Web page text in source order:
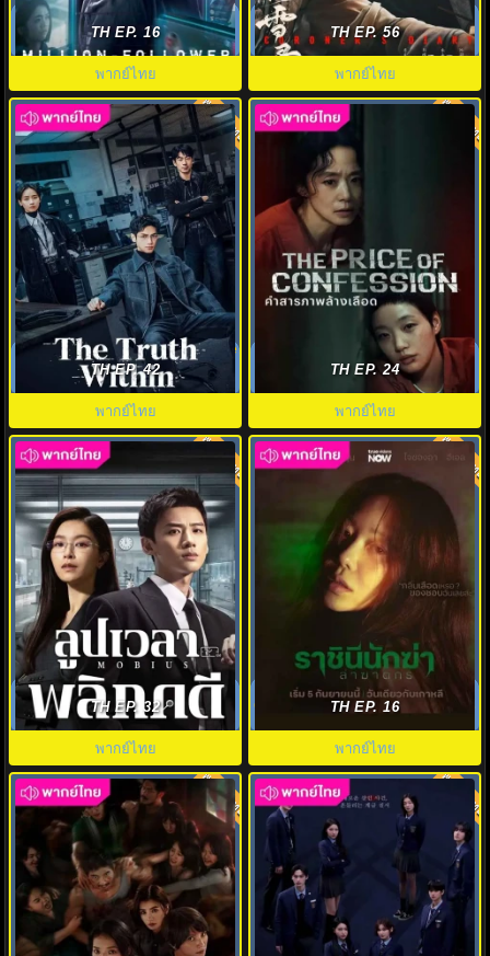
นักสืบขวัญใจมหาชน (2026)
Million-Follower Detective พากย์
ไทย
TH EP. 16
พากย์ไทย
The Imperial Coroner ฉู่ฉู่ มือ
ชันสูตรฟ้าประทาน ภาค2 พากย์
ไทย
TH EP. 56
พากย์ไทย
คลายปริศนาคดีพิศวง (2025) The
Truth Within พากย์ไทย EP.1-21
8.0 พากย์ไทย
TH EP. 42
พากย์ไทย
คำสารภาพล้างเลือด (2025) The
Price of Confession พากย์ไทย
8.0 พากย์ไทย
TH EP. 24
พากย์ไทย
ลูปเวลาพลิกคดี พากย์ไทย (2025)
Mobius ตอนที่1-16 (จบ)
8.0 พากย์ไทย
TH EP. 32
พากย์ไทย
ราชินีนักฆ่าล่าฆาตกร (2025)
Queen Mantis พากย์ไทย EP.1-08
8.0 พากย์ไทย
TH EP. 16
พากย์ไทย
8.0 พากย์ไทย 8.0 พากย์ไทย